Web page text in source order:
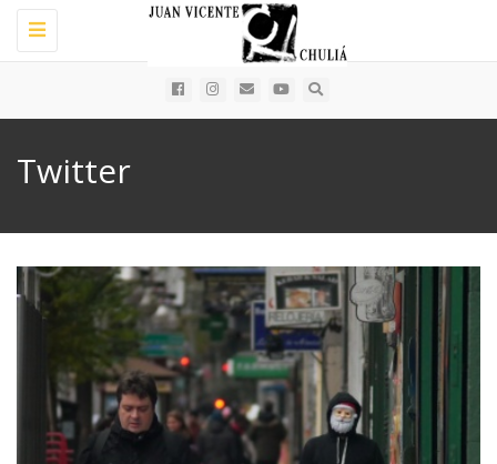
Toggle
navigation
Twitter